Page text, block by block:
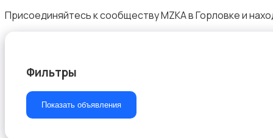
Присоединяйтесь к сообществу MZKA в Горловке и
Фильтры
Показать объявления